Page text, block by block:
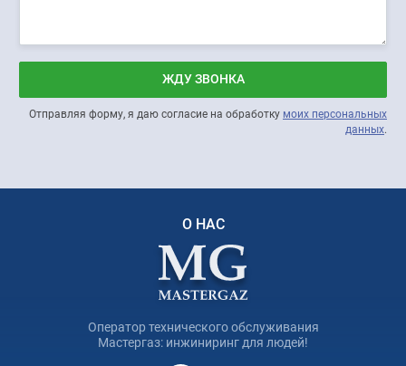
ЖДУ ЗВОНКА
Отправляя форму, я даю согласие на обработку моих персональных
данных.
О НАС
Оператор технического обслуживания
Мастергаз: инжиниринг для людей!